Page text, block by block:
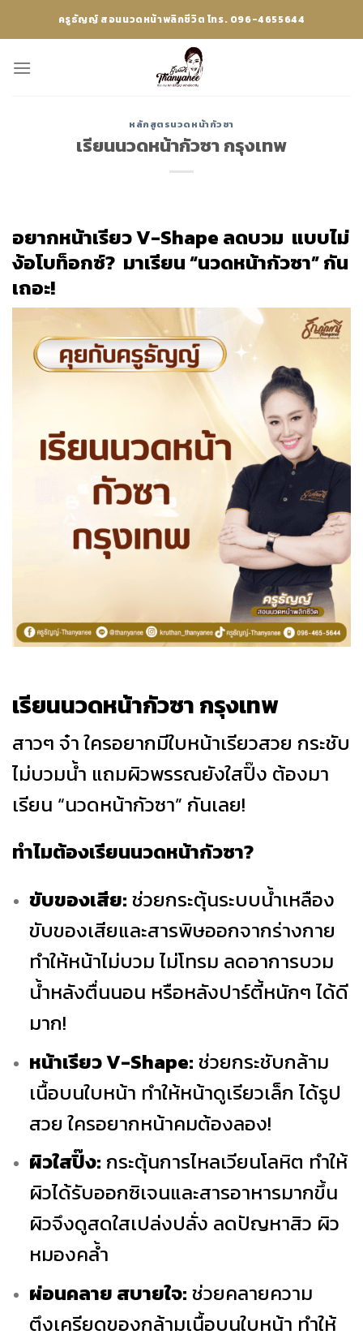
ครูธัญญ์ สอนนวดหน้าพลิกชีวิต โทร. 096-4655644
หลักสูตรนวดหน้ากัวซา
เรียนนวดหน้ากัวซา กรุงเทพ
อยากหน้าเรียว V-Shape ลดบวม แบบไม่
ง้อโบท็อกซ์? มาเรียน “นวดหน้ากัวซา” กัน
เถอะ!
เรียนนวดหน้ากัวซา กรุงเทพ
สาวๆ จ๋า ใครอยากมีใบหน้าเรียวสวย กระชับ
ไม่บวมน้ำ แถมผิวพรรณยังใสปิ๊ง ต้องมา
เรียน “นวดหน้ากัวซา” กันเลย!
ทำไมต้องเรียนนวดหน้ากัวซา?
ขับของเสีย: ช่วยกระตุ้นระบบน้ำเหลือง
ขับของเสียและสารพิษออกจากร่างกาย
ทำให้หน้าไม่บวม ไม่โทรม ลดอาการบวม
น้ำหลังตื่นนอน หรือหลังปาร์ตี้หนักๆ ได้ดี
มาก!
หน้าเรียว V-Shape: ช่วยกระชับกล้าม
เนื้อบนใบหน้า ทำให้หน้าดูเรียวเล็ก ได้รูป
สวย ใครอยากหน้าคมต้องลอง!
ผิวใสปิ๊ง: กระตุ้นการไหลเวียนโลหิต ทำให้
ผิวได้รับออกซิเจนและสารอาหารมากขึ้น
ผิวจึงดูสดใสเปล่งปลั่ง ลดปัญหาสิว ผิว
หมองคล้ำ
ผ่อนคลาย สบายใจ: ช่วยคลายความ
ตึงเครียดของกล้ามเนื้อบนใบหน้า ทำให้